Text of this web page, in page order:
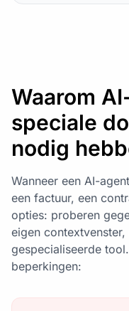
Waarom
speciale
nodig
Wanneer een AI-
een factuur, een
opties: proberen
eigen
gespecialiseerde
beperkingen: